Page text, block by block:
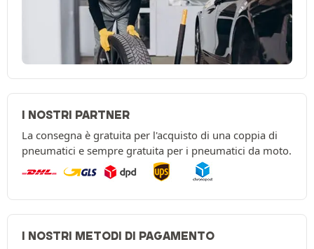
I NOSTRI PARTNER
La consegna è gratuita per l'acquisto di una coppia di
pneumatici e sempre gratuita per i pneumatici da moto.
I NOSTRI METODI DI PAGAMENTO